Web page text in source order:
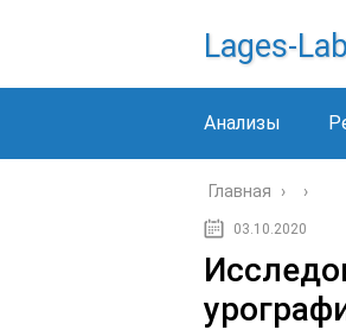
Lages-
Анализы
Главная › ›
03.10.2020